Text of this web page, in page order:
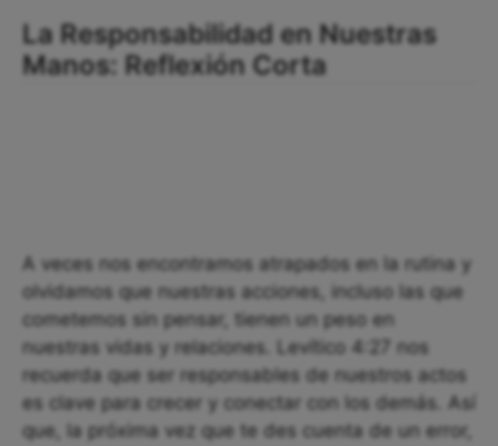
La Responsabilidad en Nuestras
Manos: Reflexión Corta
A veces nos encontramos atrapados en la rutina y
olvidamos que nuestras acciones, incluso las que
cometemos sin pensar, tienen un peso en
nuestras vidas y relaciones. Levítico 4:27 nos
recuerda que ser responsables de nuestros actos
es clave para crecer y conectar con los demás. Así
que, la próxima vez que te des cuenta de un error,